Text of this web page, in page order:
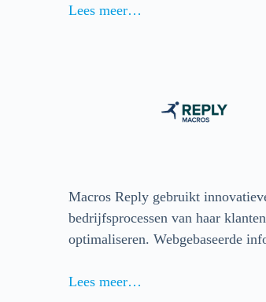
Lees meer…
Macros Reply gebruikt
bedrijfsprocessen van haar
optimaliseren. Webgebaseerde
Lees meer…